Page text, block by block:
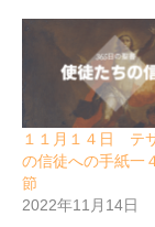
１１月１４日 テ
の信徒への手紙一
節
2022年11月14日